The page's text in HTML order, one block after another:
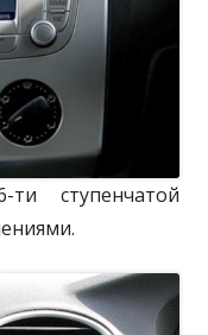
ступенчатой